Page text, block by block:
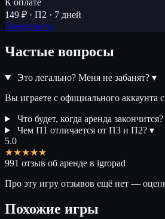
К оплате
149 ₽ · П2 · 7 дней
Арендовать
Частые вопросы
Это легально? Меня не забанят? ▾
Вы играете с официального
Что будет, когда аренда закончится?
Чем П1 отличается от П3 и П2? ▾
5.0
★★★★★
991 отзыв об аренде в igropad
Про эту игру отзывов ещё нет —
Похожие игры